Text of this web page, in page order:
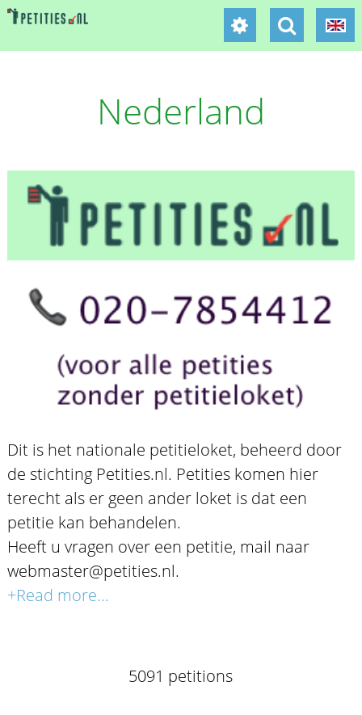
Nederland
Dit is het nationale petitieloket, beheerd door
de stichting Petities.nl. Petities komen hier
terecht als er geen ander loket is dat een
petitie kan behandelen.
Heeft u vragen over een petitie, mail naar
webmaster@petities.nl.
+Read more...
5091 petitions